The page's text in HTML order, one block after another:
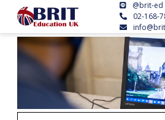
@brit-ed
02-168-